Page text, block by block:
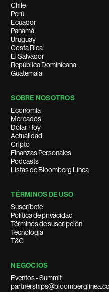
Chile
Perú
Ecuador
Panamá
Uruguay
Costa Rica
El Salvador
República Dominicana
Guatemala
SOBRE NOSOTROS
Economía
Mercados
Dólar Hoy
Actualidad
Cripto
Finanzas Personales
Podcasts
Listas de Bloomberg Línea
TÉRMINOS DE USO
Suscríbete
Política de privacidad
Términos de suscripción
Tecnología
T&C
NEGOCIOS
Eventos - Summit